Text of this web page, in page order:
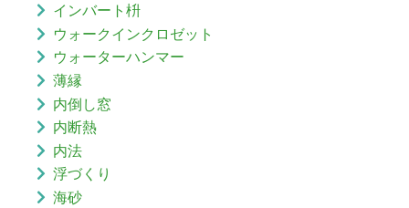
インバート枡
ウォークインクロゼット
ウォーターハンマー
薄縁
内倒し窓
内断熱
内法
浮づくり
海砂